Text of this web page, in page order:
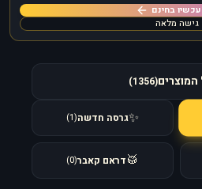
בחינם
גישה מלאה
המוצרים(
1356
)
✨גרסה חדשה(
1
)
🥁דראם קאבר(
0
)